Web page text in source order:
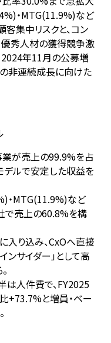
・MTG(11.9%)など
集中リスクと、コン
優秀人材の獲得競争激
2024年11月の公募増
非連続成長に向けた
業が売上の99.9%を占
ルで安定した収益を
・MTG(11.9%)など
で売上の60.8%を構
り込み、CxOへ直接
ンサイダー」として高
は人件費で、FY2025
+73.7%と増員・ベー